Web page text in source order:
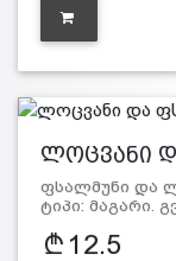
ლოცვანი
ფსალმუნი და
ტიპი: მაგარი.
12.5